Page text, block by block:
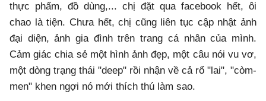
thực phẩm, đồ dùng,... chị đặt qua facebook hết, ôi
chao là tiện. Chưa hết, chị cũng liên tục cập nhật ảnh
đại diện, ảnh gia đình trên trang cá nhân của mình.
Cảm giác chia sẻ một hình ảnh đẹp, một câu nói vu vơ,
một dòng trạng thái "deep" rồi nhận về cả rổ "lai", "còm-
men" khen ngợi nó mới thích thú làm sao.